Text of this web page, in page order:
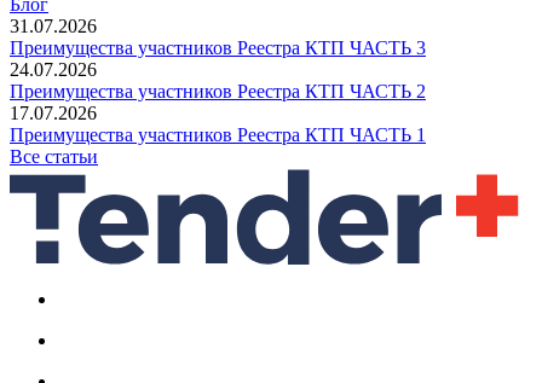
Блог
31.07.2026
Преимущества участников Реестра КТП ЧАСТЬ 3
24.07.2026
Преимущества участников Реестра КТП ЧАСТЬ 2
17.07.2026
Преимущества участников Реестра КТП ЧАСТЬ 1
Все статьи